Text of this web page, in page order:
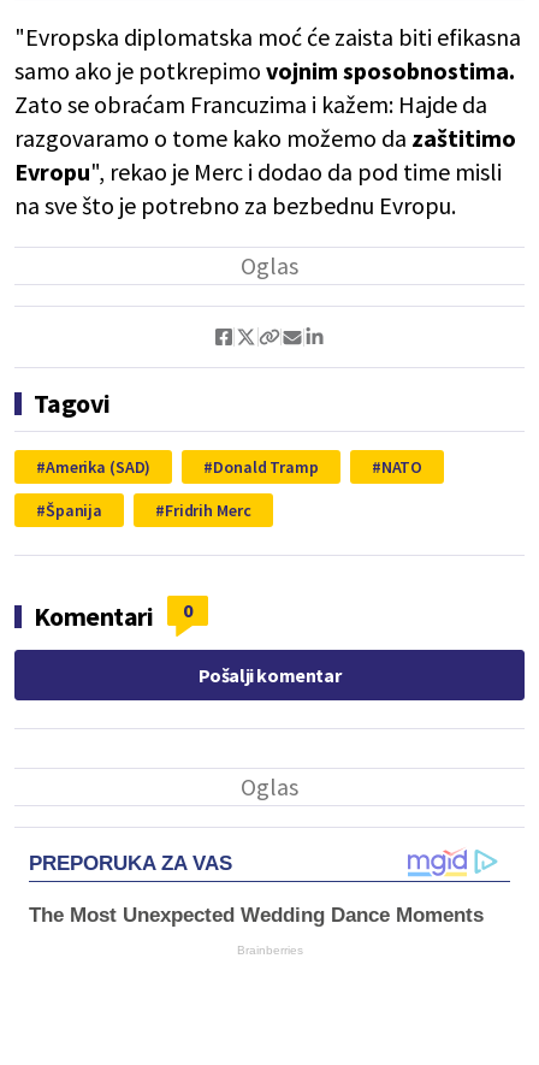
"Evropska diplomatska moć će zaista biti efikasna
samo ako je potkrepimo vojnim sposobnostima.
Zato se obraćam Francuzima i kažem: Hajde da
razgovaramo o tome kako možemo da zaštitimo
Evropu", rekao je Merc i dodao da pod time misli
na sve što je potrebno za bezbednu Evropu.
Tagovi
Amerika (SAD) Donald Tramp
NATO
Španija
Fridrih Merc
Komentari 0
Pošalji komentar
PREPORUKA ZA VAS
The Most Unexpected Wedding Dance Moments
Brainberries